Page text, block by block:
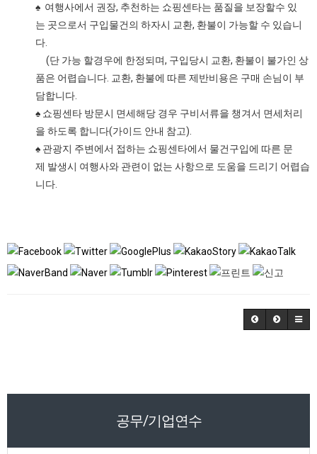
♠ 여행사에서 권장, 추천하는 쇼핑센타는 품질을 보장할수 있
는 곳으로서 구입물건의 하자시 교환, 환불이 가능할 수 있습니
다.
(단 가능 할경우에 한정되며, 구입당시 교환, 환불이 불가인 상
품은 어렵습니다. 교환, 환불에 따른 제반비용은 구매 손님이 부
담합니다.
♠ 쇼핑센타 방문시 면세해당 경우 구비서류을 챙겨서 면세처리
을 하도록 합니다(가이드 안내 참고).
♠ 관광지 주변에서 접하는 쇼핑센타에서 물건구입에 따른 문
제 발생시 여행사와 관련이 없는 사항으로 도움을 드리기 어렵습
니다.
공무/기업연수